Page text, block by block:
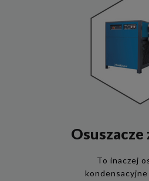
Osuszacze
To inaczej